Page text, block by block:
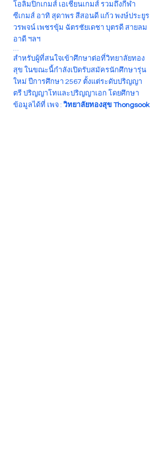
โอลิมปิกเกมส์ เอเชี่ยนเกมส์ รวมถึงกีฬา
ซีเกมส์ อาทิ สุดาพร สีสอนดี แก้ว พงษ์ประยูร
วรพจน์ เพชรขุ้ม ฉัตรชัยเดชา บุตรดี สายลม
อาดี ฯลฯ
…
สำหรับผู้ที่สนใจเข้าศึกษาต่อที่วิทยาลัยทอง
สุข ในขณะนี้กำลังเปิดรับสมัครนักศึกษารุ่น
ใหม่ ปีการศึกษา 2567 ตั้งแต่ระดับปริญญา
ตรี ปริญญาโทและปริญญาเอก โดยศึกษา
ข้อมูลได้ที่ เพจ : วิทยาลัยทองสุข Thongsook